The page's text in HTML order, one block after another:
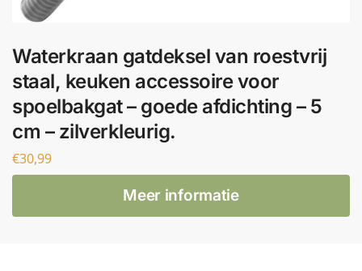
Waterkraan gatdeksel van roestvrij
staal, keuken accessoire voor
spoelbakgat – goede afdichting – 5
cm – zilverkleurig.
€30,99
Meer informatie